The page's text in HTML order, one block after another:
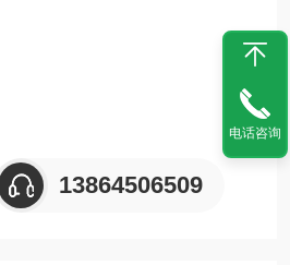
13864506509
电话咨询